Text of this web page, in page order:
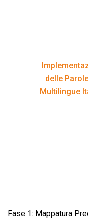
delle
Multilingue
Fase 1: Mappatura